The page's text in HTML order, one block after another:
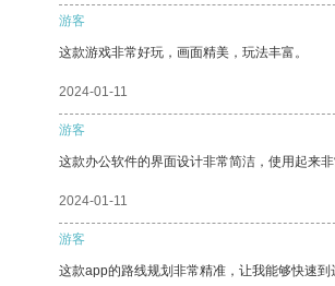
游客
这款游戏非常好玩，画面精美，玩法丰富。
2024-01-11
游客
这款办公软件的界面设计非常简洁，使用起来
2024-01-11
游客
这款app的路线规划非常精准，让我能够快速到